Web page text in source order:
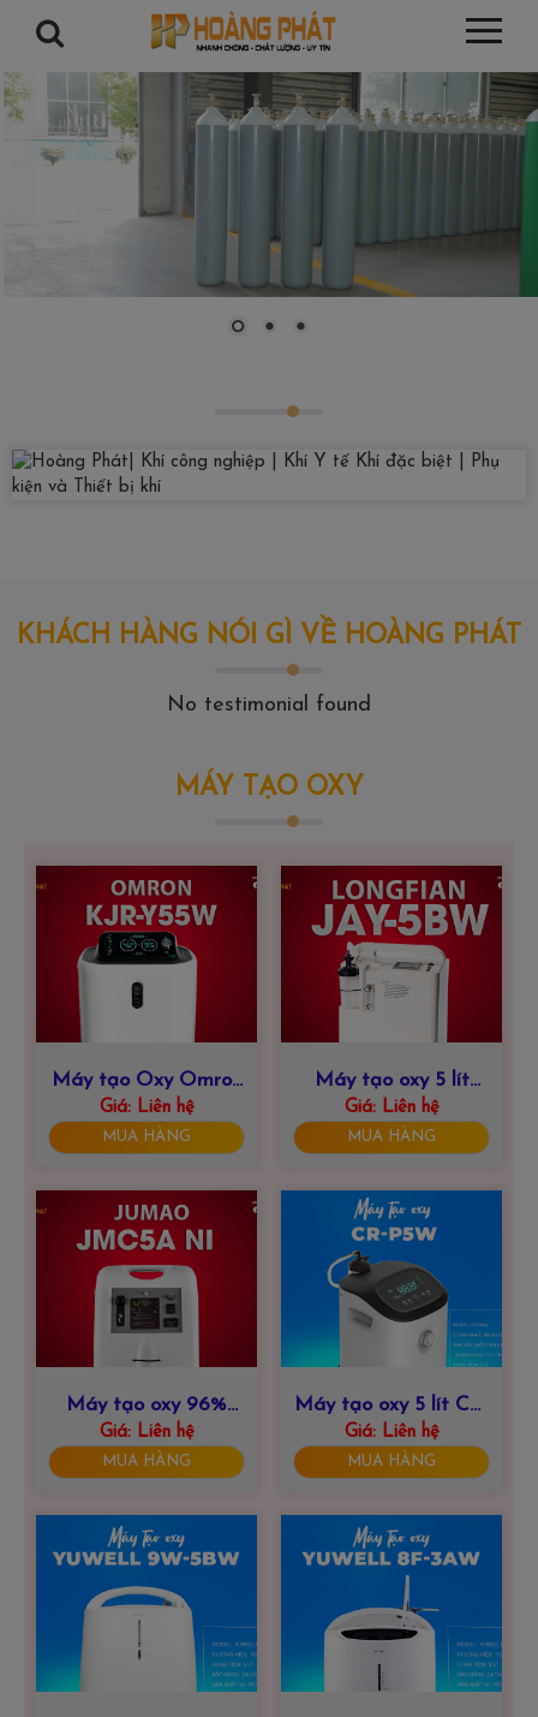
KHÁCH HÀNG NÓI GÌ VỀ HOÀNG PHÁT
No testimonial found
MÁY TẠO OXY
Máy tạo Oxy Omron
KJR-Y55W – 5 Lít
Giá:Liên hệ
MUA HÀNG
Máy tạo oxy 5 lít
LONGFIAN JAY-
5BW
Giá:Liên hệ
MUA HÀNG
Máy tạo oxy 96%
JUMAO 5 Lít JMC5A
Ni
Giá:Liên hệ
MUA HÀNG
Máy tạo oxy 5 lít CR-
P5W
Giá:Liên hệ
MUA HÀNG